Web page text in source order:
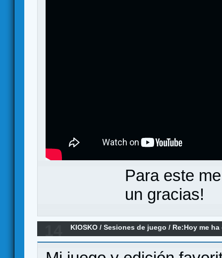
Para este
un gracias!
KIOSKO /Sesiones de juego / Re:Hoy me
remake)